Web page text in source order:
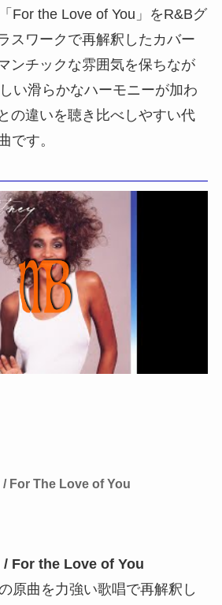
For the Love of You」をR&Bグ
スワークで再解釈したカバー
ンチックな雰囲気を保ちなが
い滑らかなハーモニーが加わ
の違いを聴き比べしやすい代
です。
For The Love of You
For the Love of You
原曲を力強い歌唱で再解釈し